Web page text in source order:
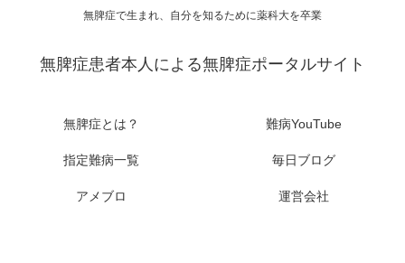
無脾症で生まれ、自分を知るために薬科大を卒業
無脾症患者本人による無脾症ポータルサイト
無脾症とは？ 難病YouTube
指定難病一覧 毎日ブログ
アメブロ 運営会社